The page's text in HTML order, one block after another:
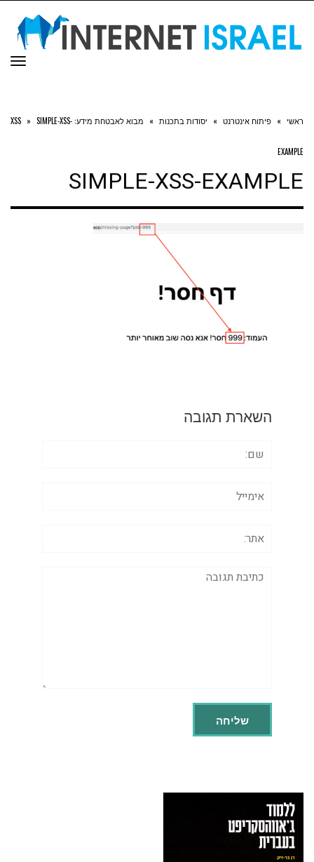
ראשי » פיתוח אינטרנט » יסודות בתכנות » מבוא לאבטחת מידע: XSS » SIMPLE-XSS-
EXAMPLE
SIMPLE-XSS-EXAMPLE
השארת תגובה
תגובה